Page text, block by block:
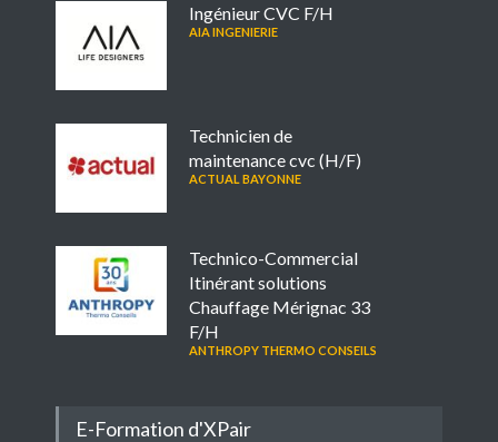
Ingénieur CVC F/H
AIA INGENIERIE
Technicien de
maintenance cvc (H/F)
ACTUAL BAYONNE
Technico-Commercial
Itinérant solutions
Chauffage Mérignac 33
F/H
ANTHROPY THERMO CONSEILS
E-Formation d'XPair